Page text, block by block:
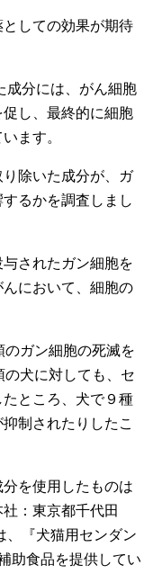
しての効果が期待
成分には、がん細胞
し、最終的に細胞
ます。
除いた成分が、ガ
るかを調査しまし
されたガン細胞を
において、細胞の
のガン細胞の死滅を
犬に対しても、セ
ところ、犬で９種
制されたりしたこ
を使用したものは
：東京都千代田
、『犬猫用センダン
助食品を提供してい